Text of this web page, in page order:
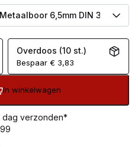
Overdoos (10 st.)
Bespaar€ 3,83
In winkelwagen
verzonden*